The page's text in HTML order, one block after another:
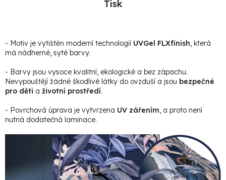
Tisk
- Motiv je vytištěn moderní technologií UVGel FLXfinish, která
má nádherné, syté barvy.
- Barvy jsou vysoce kvalitní, ekologické a bez zápachu.
Nevypouštějí žádné škodlivé látky do ovzduší a jsou bezpečné
pro děti a životní prostředí.
- Povrchová úprava je vytvrzena UV zářením, a proto není
nutná dodatečná laminace.